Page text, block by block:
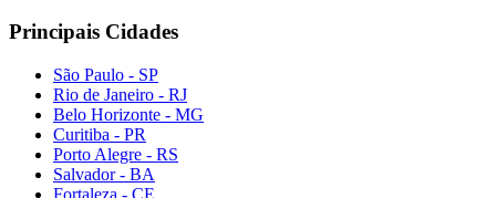
Principais Cidades
São Paulo - SP
Rio de Janeiro - RJ
Belo Horizonte - MG
Curitiba - PR
Porto Alegre - RS
Salvador - BA
Fortaleza - CE